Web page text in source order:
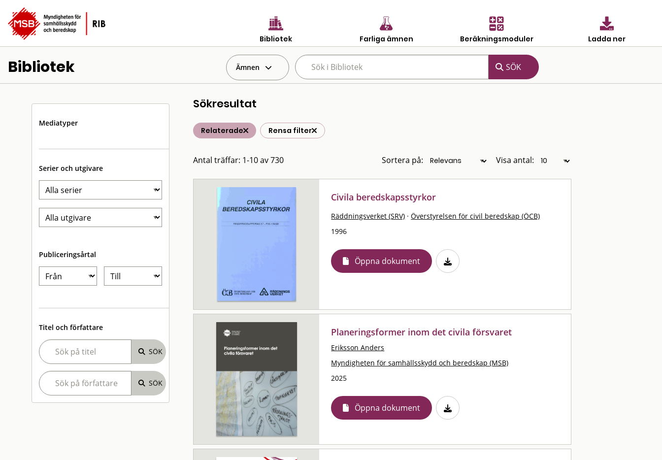
Bibliotek Farliga ämnen Beräkningsmoduler Ladda ner
Bibliotek Ämnen
Mediatyper
Serier och utgivare
Publiceringsårtal
Titel och författare
Sökresultat
Relaterade Rensa filter
Antal träffar: 1-10 av 730 Sortera på: Visa antal:
Civila beredskapsstyrkor
Räddningsverket (SRV) · Överstyrelsen för civil beredskap (ÖCB)
1996
Öppna dokument
Planeringsformer inom det civila försvaret
Eriksson Anders
Myndigheten för samhällsskydd och beredskap (MSB)
2025
Öppna dokument